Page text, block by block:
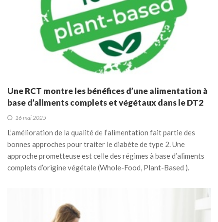
Une RCT montre les bénéfices d’une alimentation à
base d’aliments complets et végétaux dans le DT2
16 mai 2025
L’amélioration de la qualité de l’alimentation fait partie des
bonnes approches pour traiter le diabète de type 2. Une
approche prometteuse est celle des régimes à base d’aliments
complets d’origine végétale (Whole-Food, Plant-Based ).